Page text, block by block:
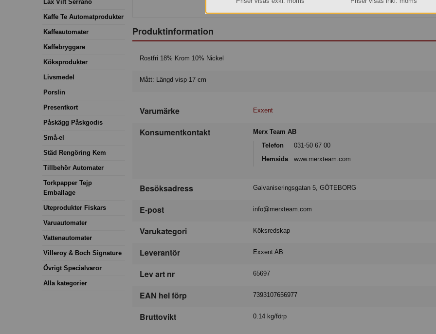
Lax Vilt Serrano
Kaffe Te Automatprodukter
Kaffeautomater
Kaffebryggare
Köksprodukter
Livsmedel
Porslin
Presentkort
Påskägg Påskgodis
Små-el
Städ Rengöring Kem
Tillbehör Automater
Torkpapper Tejp
Emballage
Uteprodukter Fiskars
Varuautomater
Vattenautomater
Villeroy & Boch Signature
Övrigt Specialvaror
Alla kategorier
Köp »
Produktinformation
Rostfri 18% Krom 10% Nickel
Mått: Längd visp 17 cm
Varumärke Exxent
Konsumentkontakt
Merx Team AB
Telefon
031-50 67 00
Hemsida
www.merxteam.com
Besöksadress Galvaniseringsgatan 5, GÖTEBORG
E-post info@merxteam.com
Varukategori Köksredskap
Leverantör Exxent AB
Lev art nr 65697
EAN hel förp 7393107656977
Bruttovikt 0.14 kg/förp